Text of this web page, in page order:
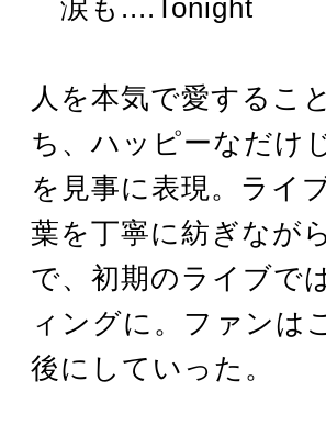
涙も....Tonight
人を本気で愛するこ
ち、ハッピーなだけ
を見事に表現。ライ
葉を丁寧に紡ぎなが
で、初期のライブで
ィングに。ファンは
後にしていった。